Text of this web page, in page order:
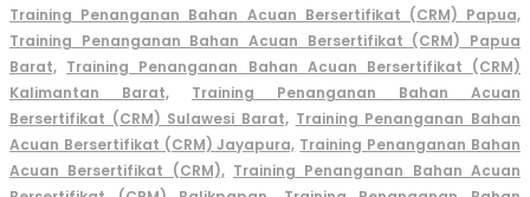
Training Penanganan Bahan Acuan Bersertifikat (CRM) Papua,
Training Penanganan Bahan Acuan Bersertifikat (CRM) Papua
Barat, Training Penanganan Bahan Acuan Bersertifikat (CRM)
Kalimantan Barat,
Training Penanganan Bahan Acuan
Bersertifikat (CRM) Sulawesi Barat, Training Penanganan Bahan
Acuan Bersertifikat (CRM) Jayapura, Training Penanganan Bahan
Acuan Bersertifikat (CRM), Training Penanganan Bahan Acuan